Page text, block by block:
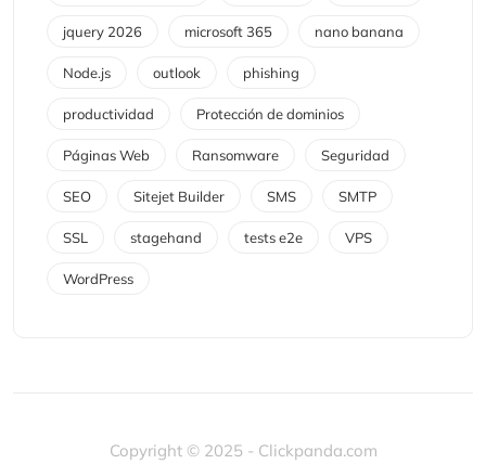
jquery 2026 microsoft 365 nano banana
Node.js outlook phishing
productividad Protección de dominios
Páginas Web Ransomware Seguridad
SEO Sitejet Builder SMS SMTP
SSL stagehand tests e2e VPS
WordPress
Copyright © 2025 - Clickpanda.com